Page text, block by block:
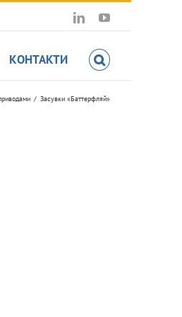
LinkedInYouTube
КОНТАКТИ
Засувки «Баттерфляй»